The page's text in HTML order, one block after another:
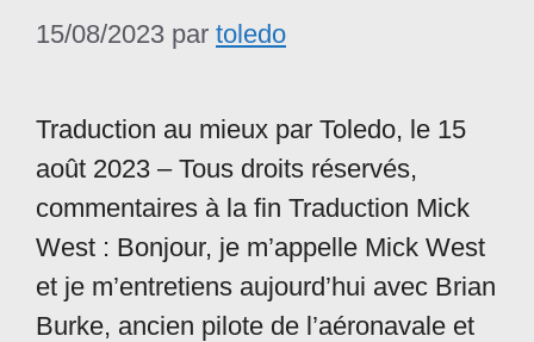
15/08/2023 par toledo
Traduction au mieux par Toledo, le 15
août 2023 – Tous droits réservés,
commentaires à la fin Traduction Mick
West : Bonjour, je m’appelle Mick West
et je m’entretiens aujourd’hui avec Brian
Burke, ancien pilote de l’aéronavale et